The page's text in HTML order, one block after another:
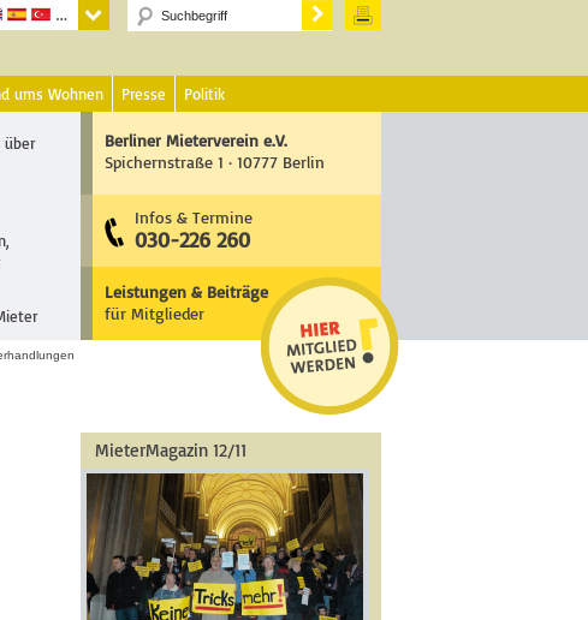
ums Wohnen Presse Politik
über
Berliner Mieterverein e.V.
Spichernstraße 1 · 10777 Berlin
Infos & Termine
030-226 260
Leistungen & Beiträge
für Mitglieder
MieterMagazin 12/11